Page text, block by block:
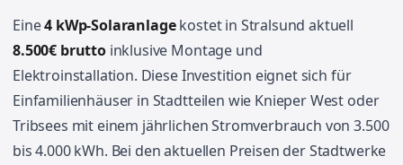
Eine4 kWp-Solaranlagekostet in Stralsund aktuell
8.500€ bruttoinklusive Montage und
Elektroinstallation. Diese Investition eignet sich für
Einfamilienhäuser in Stadtteilen wie Knieper West oder
Tribsees mit einem jährlichen Stromverbrauch von 3.500
bis 4.000 kWh. Bei den aktuellen Preisen der Stadtwerke